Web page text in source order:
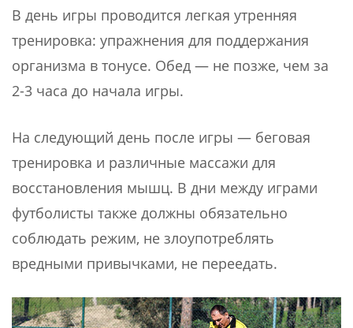
В день игры проводится легкая утренняя
тренировка: упражнения для поддержания
организма в тонусе. Обед — не позже, чем за
2-3 часа до начала игры.
На следующий день после игры — беговая
тренировка и различные массажи для
восстановления мышц. В дни между играми
футболисты также должны обязательно
соблюдать режим, не злоупотреблять
вредными привычками, не переедать.